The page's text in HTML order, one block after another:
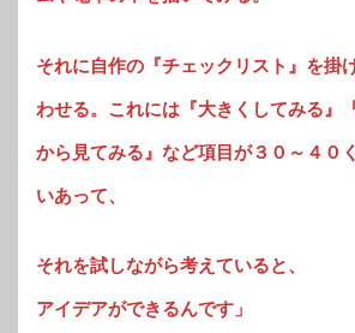
それに自作の『チェックリスト』を掛
わせる。これには『大きくしてみる』
から見てみる』など項目が３０～４０
いあって、
それを試しながら考えていると、
アイデアができるんです」